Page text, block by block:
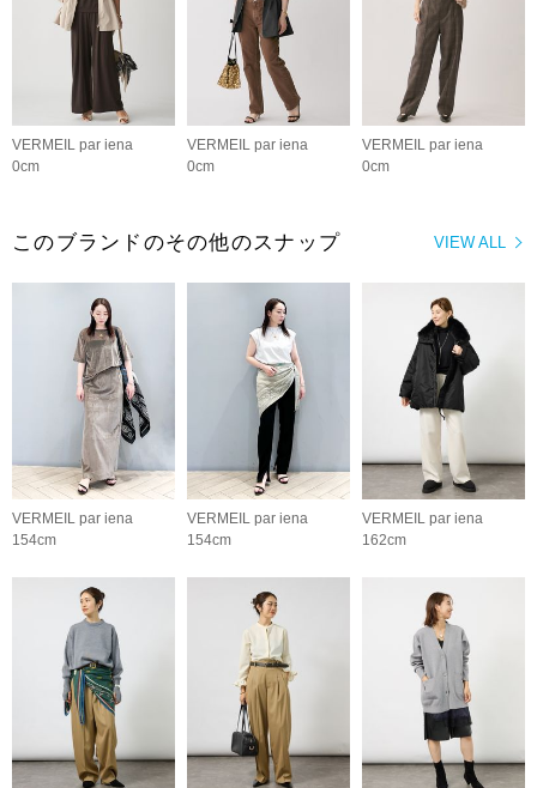
VERMEIL par iena
0cm
VERMEIL par iena
0cm
VERMEIL par iena
0cm
VIEW ALL
このブランドのその他のスナップ
VERMEIL par iena
154cm
VERMEIL par iena
154cm
VERMEIL par iena
162cm